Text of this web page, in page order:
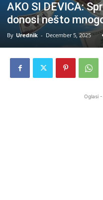
AKO SI DEVICA:
donosi nešto
By Urednik - December 5, 2025
Oglasi